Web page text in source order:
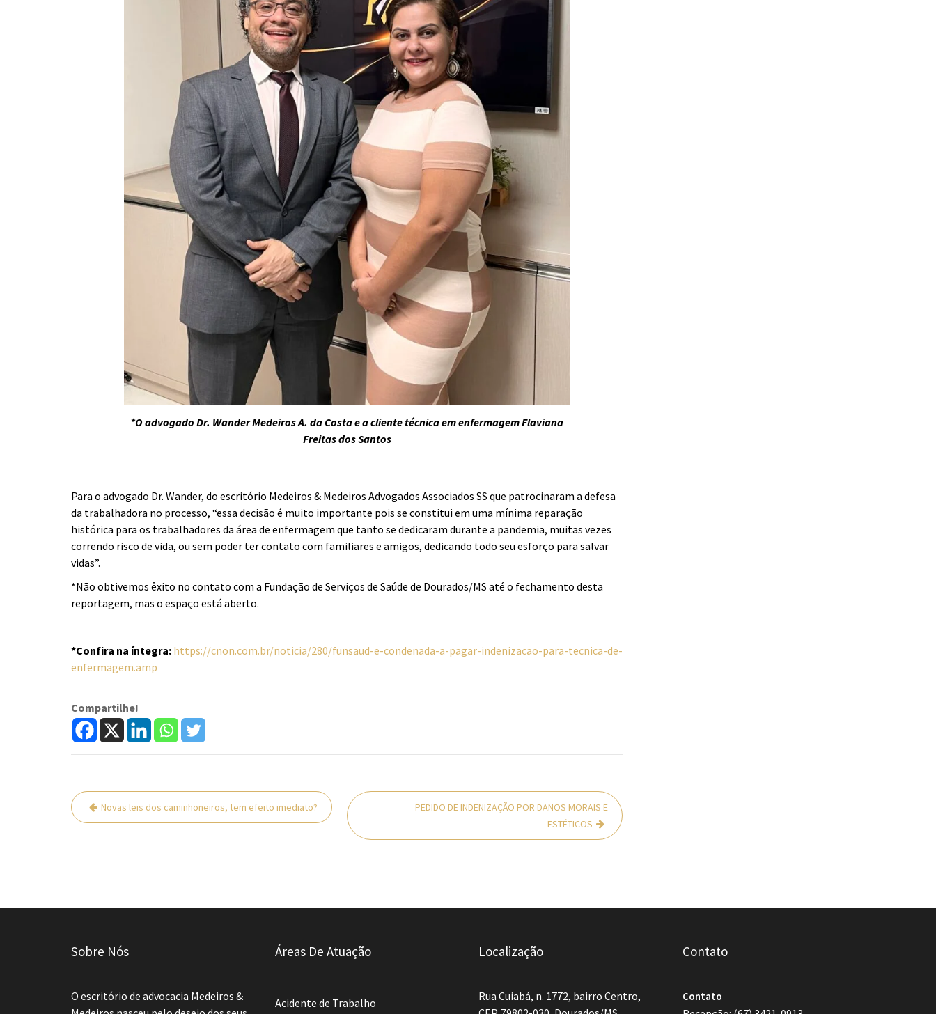
*O advogado Dr. Wander Medeiros A. da Costa e a cliente técnica em enfermagem Flaviana
Freitas dos Santos
Para o advogado Dr. Wander, do escritório Medeiros & Medeiros Advogados Associados SS que patrocinaram a defesa
da trabalhadora no processo, “essa decisão é muito importante pois se constitui em uma mínima reparação
histórica para os trabalhadores da área de enfermagem que tanto se dedicaram durante a pandemia, muitas vezes
correndo risco de vida, ou sem poder ter contato com familiares e amigos, dedicando todo seu esforço para salvar
vidas”.
*Não obtivemos êxito no contato com a Fundação de Serviços de Saúde de Dourados/MS até o fechamento desta
reportagem, mas o espaço está aberto.
*Confira na íntegra: https://cnon.com.br/noticia/280/funsaud-e-condenada-a-pagar-indenizacao-para-tecnica-de-
enfermagem.amp
Compartilhe!
Navegação
de
Novas leis dos caminhoneiros, tem efeito imediato?
PEDIDO DE INDENIZAÇÃO POR DANOS MORAIS E
ESTÉTICOS
Sobre Nós
O escritório de advocacia Medeiros &
Áreas De Atuação
Acidente de Trabalho
Localização
Rua Cuiabá, n. 1772, bairro Centro,
Contato
Contato